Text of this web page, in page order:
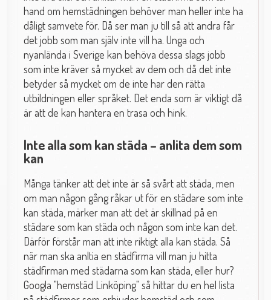
hand om hemstädningen behöver man heller inte ha
dåligt samvete för. Då ser man ju till så att andra får
det jobb som man själv inte vill ha. Unga och
nyanlända i Sverige kan behöva dessa slags jobb
som inte kräver så mycket av dem och då det inte
betyder så mycket om de inte har den rätta
utbildningen eller språket. Det enda som är viktigt då
är att de kan hantera en trasa och hink.
Inte alla som kan städa – anlita dem som
kan
Många tänker att det inte är så svårt att städa, men
om man någon gång råkar ut för en städare som inte
kan städa, märker man att det är skillnad på en
städare som kan städa och någon som inte kan det.
Därför förstår man att inte riktigt alla kan städa. Så
när man ska anltia en städfirma vill man ju hitta
städfirman med städarna som kan städa, eller hur?
Googla "hemstäd Linköping" så hittar du en hel lista